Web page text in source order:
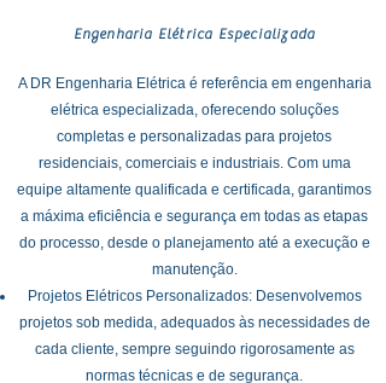
Engenharia Elétrica Especializada
A DR Engenharia Elétrica é referência em engenharia
elétrica especializada, oferecendo soluções
completas e personalizadas para projetos
residenciais, comerciais e industriais. Com uma
equipe altamente qualificada e certificada, garantimos
a máxima eficiência e segurança em todas as etapas
do processo, desde o planejamento até a execução e
manutenção.
Projetos Elétricos Personalizados: Desenvolvemos
projetos sob medida, adequados às necessidades de
cada cliente, sempre seguindo rigorosamente as
normas técnicas e de segurança.